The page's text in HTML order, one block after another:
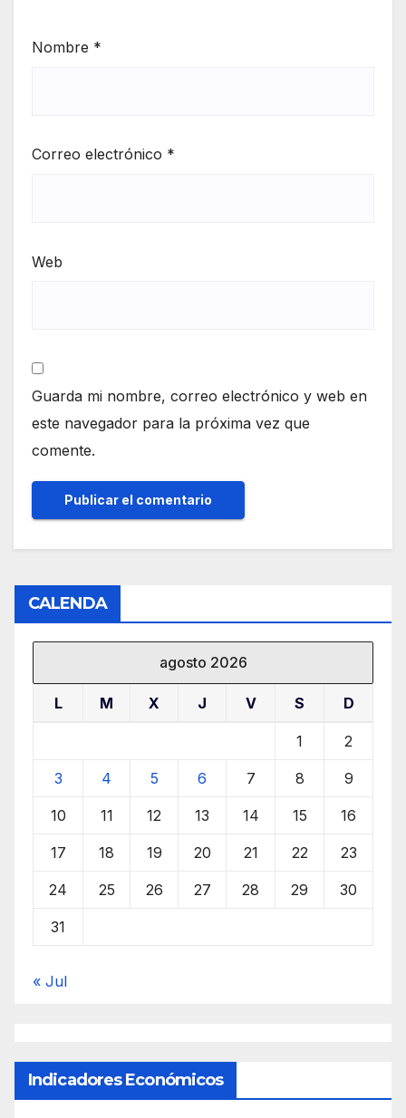
Nombre *
Correo electrónico *
Web
Guarda mi nombre, correo electrónico y web en
este navegador para la próxima vez que
comente.
CALENDA
agosto 2026
L M X J V S D
1 2
3 4 5 6 7 8 9
10 11 12 13 14 15 16
17 18 19 20 21 22 23
24 25 26 27 28 29 30
31
« Jul
Indicadores Económicos